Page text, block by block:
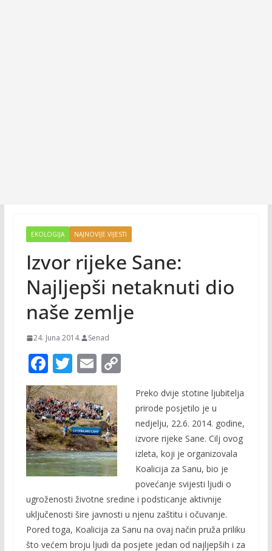
EKOLOGIJA NAJNOVIJE VIJESTI
Izvor rijeke Sane:
Najljepši netaknuti dio
naše zemlje
24. Juna 2014. Senad
F
ac
e
b
o
o
k
T
w
itt
er
E
m
ai
l
C
Li
Preko dvije stotine ljubitelja
prirode posjetilo je u
nedjelju, 22.6. 2014. godine,
izvore rijeke Sane. Cilj ovog
izleta, koji je organizovala
Koalicija za Sanu, bio je
povećanje svijesti ljudi o
ugroženosti životne sredine i podsticanje aktivnije
uključenosti šire javnosti u njenu zaštitu i očuvanje.
Pored toga, Koalicija za Sanu na ovaj način pruža priliku
što većem broju ljudi da posjete jedan od najljepših i za